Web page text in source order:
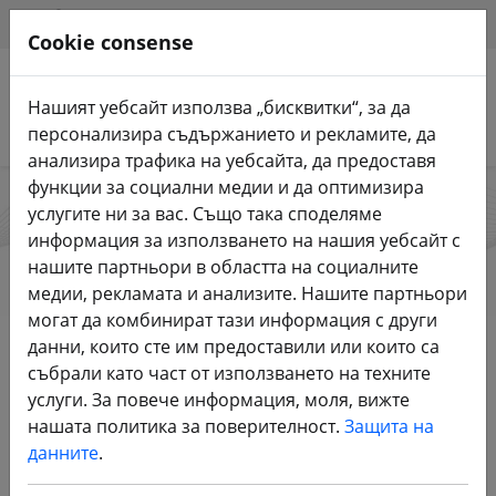
Търсене на продукти
FPV24
Start Марки FPV24
Всички продукти от FPV24
Cookie consense
Нашият уебсайт използва „бисквитки“, за да
персонализира съдържанието и рекламите, да
анализира трафика на уебсайта, да предоставя
функции за социални медии и да оптимизира
услугите ни за вас. Също така споделяме
информация за използването на нашия уебсайт с
нашите партньори в областта на социалните
медии, рекламата и анализите. Нашите партньори
могат да комбинират тази информация с други
данни, които сте им предоставили или които са
събрали като част от използването на техните
услуги. За повече информация, моля, вижте
нашата политика за поверителност. Защита на
данните.